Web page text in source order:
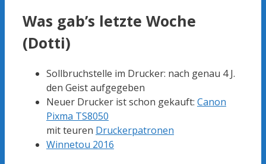
Was gab’s letzte Woche
(Dotti)
Sollbruchstelle im Drucker: nach genau 4 J.
den Geist aufgegeben
Neuer Drucker ist schon gekauft: Canon
Pixma TS8050
mit teuren Druckerpatronen
Winnetou 2016